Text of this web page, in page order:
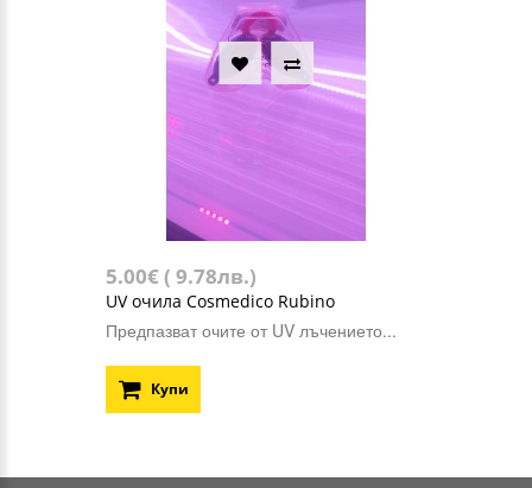
5.00€ ( 9.78лв.)
UV очила Cosmedico Rubino
Предпазват очите от UV лъчението...
Купи